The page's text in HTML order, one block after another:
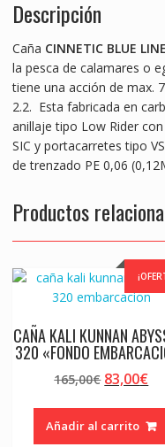
o
o
k
p
Descripción
Caña CINNETIC BLUE
la pesca de calamares o
tiene una acción de max.
2.2. Esta fabricada en
anillaje tipo Low Rider
SIC y portacarretes tipo
de trenzado PE 0,06
Productos
CAÑA KALI KUNNAN
320 «FONDO
165,00€ El
original
era:
83,00€El
es:
Añadir al carrito